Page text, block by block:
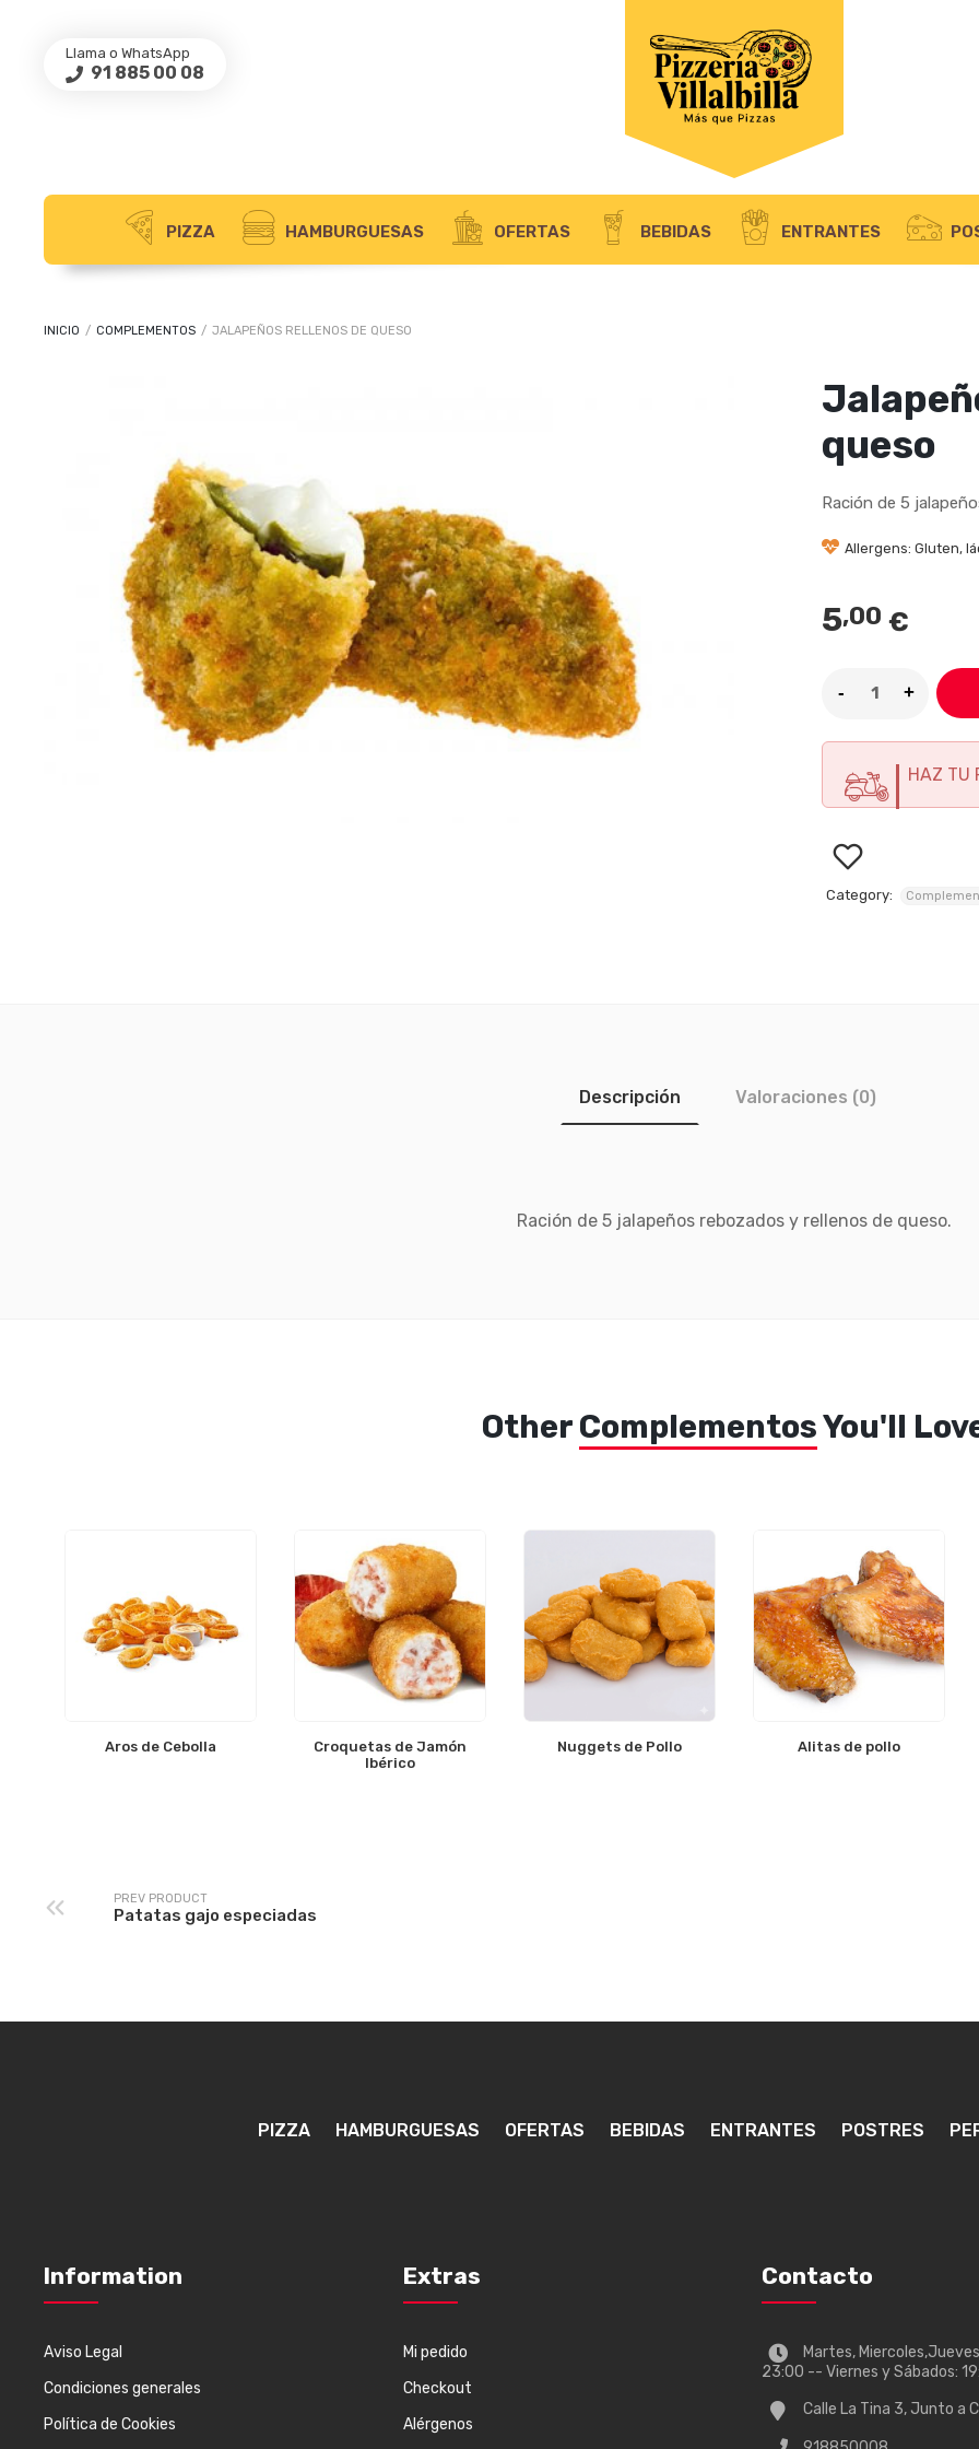
Llama o WhatsApp
91 885 00 08
OBLIGATORIO
RECUÉRDAME
ACCESO
PIZZA HAMBURGUESAS OFERTAS BEBIDAS ENTRANTES
INICIO / COMPLEMENTOS / JALAPEÑOS RELLENOS DE QUESO
queso
Ración de 5
Allergens: Gluten,
5,00 €
HAZ TU
Category:
Descripción Valoraciones (0)
Ración de 5 jalapeños rebozados y rellenos de queso.
Other ComplementosYou'll
Aros de Cebolla
Croquetas de Jamón
Ibérico
Nuggets de Pollo Alitas de pollo
PREV PRODUCT
Patatas gajo especiadas
PIZZA HAMBURGUESAS OFERTAS BEBIDAS ENTRANTES POSTRES
Information
Aviso Legal
Condiciones generales
Política de Cookies
Extras
Mi pedido
Checkout
Alérgenos
Contacto
Martes,
23:00 -- Viernes y Sábados:
Calle La Tina 3, Junto a